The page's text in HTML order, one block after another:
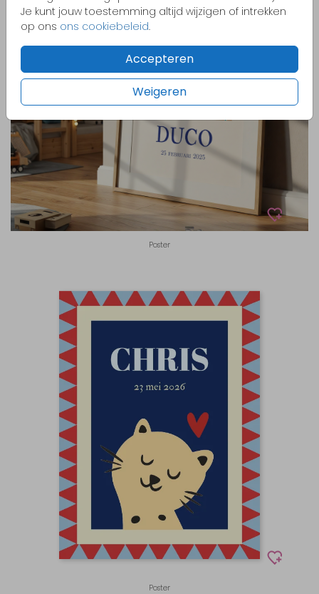
Je kunt jouw toestemming altijd wijzigen of intrekken
op ons ons cookiebeleid.
Accepteren
Weigeren
Poster
Poster